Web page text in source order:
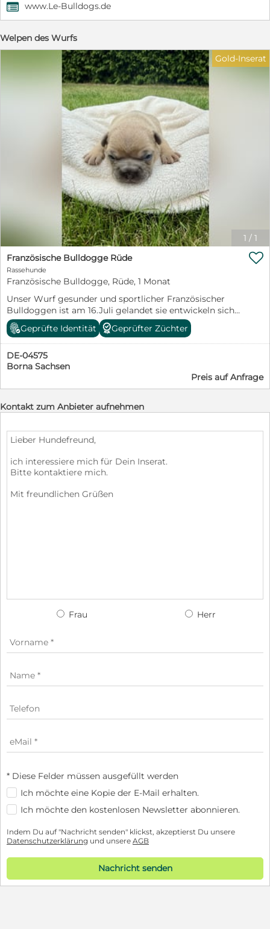
, www.Le-Bulldogs.de
Welpen des Wurfs
1 / 1
Gold-Inserat
Französische Bulldogge Rüde
Rassehunde
Französische Bulldogge, Rüde, 1 Monat
Unser Wurf gesunder und sportlicher Französischer
Bulldoggen ist am 16.Juli gelandet sie entwickeln sich
prächtig und wir vergeben nun unsere Termine zum
persönlichen Kennenlernen!

Geprüfte Identität Geprüfter Züchter
DE-04575
Borna Sachsen
Preis auf Anfrage
Kontakt zum Anbieter aufnehmen
Frau Herr
* Diese Felder müssen ausgefüllt werden
Ich möchte eine Kopie der E-Mail erhalten.
Ich möchte den kostenlosen Newsletter abonnieren.
Indem Du auf "Nachricht senden" klickst, akzeptierst Du unsere
Datenschutzerklärung und unsere AGB
Nachricht senden